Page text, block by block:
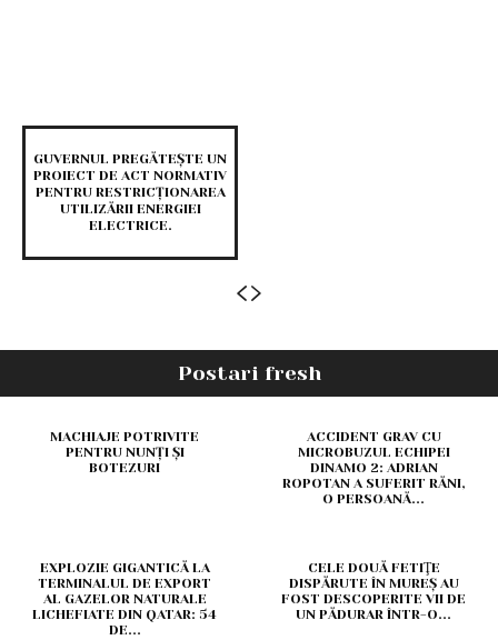
GUVERNUL PREGĂTEȘTE UN
PROIECT DE ACT NORMATIV
PENTRU RESTRICȚIONAREA
UTILIZĂRII ENERGIEI
ELECTRICE.
Postari fresh
MACHIAJE POTRIVITE
PENTRU NUNȚI ȘI
BOTEZURI
ACCIDENT GRAV CU
MICROBUZUL ECHIPEI
DINAMO 2: ADRIAN
ROPOTAN A SUFERIT RĂNI,
O PERSOANĂ...
EXPLOZIE GIGANTICĂ LA
TERMINALUL DE EXPORT
AL GAZELOR NATURALE
LICHEFIATE DIN QATAR: 54
DE...
CELE DOUĂ FETIŢE
DISPĂRUTE ÎN MUREȘ AU
FOST DESCOPERITE VII DE
UN PĂDURAR ÎNTR-O...